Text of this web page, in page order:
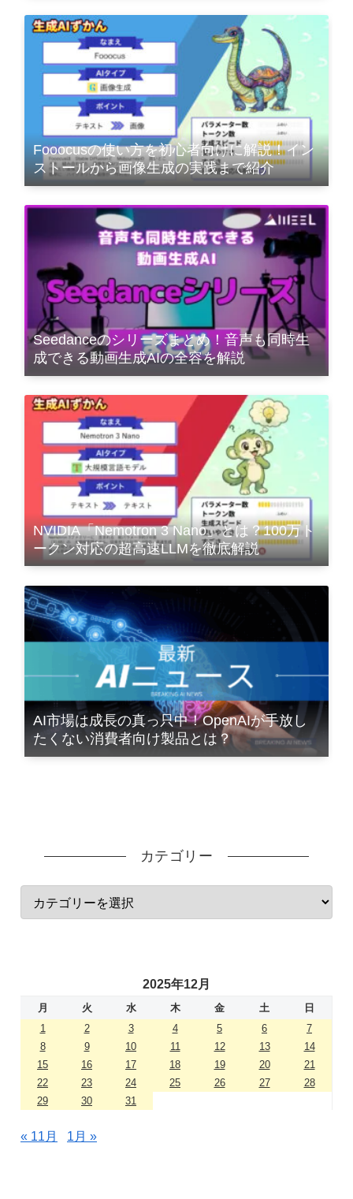
Fooocusの使い方を初心者向けに解説！イン
ストールから画像生成の実践まで紹介
Seedanceのシリーズまとめ！音声も同時生
成できる動画生成AIの全容を解説
NVIDIA「Nemotron 3 Nano」とは？100万ト
ークン対応の超高速LLMを徹底解説
AI市場は成長の真っ只中！OpenAIが手放し
たくない消費者向け製品とは？
カテゴリー
2025年12月
月 火 水 木 金 土
日
1
2 3 4 5 6
7
8
9 10 11 12 13
14
15
16 17 18 19 20
21
22
23 24 25 26 27
28
29
30 31
« 11月 1月 »